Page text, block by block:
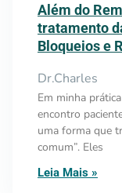
Além do
tratamento
Bloqueios e
Dr.Charles
Em minha
encontro
uma forma que
comum”. Eles
Leia Mais »